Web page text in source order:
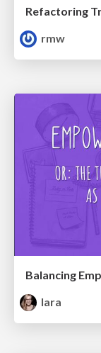
rmw
Balancing
lara